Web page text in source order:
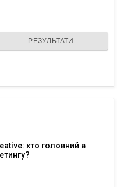
РЕЗУЛЬТАТИ
хто головний в